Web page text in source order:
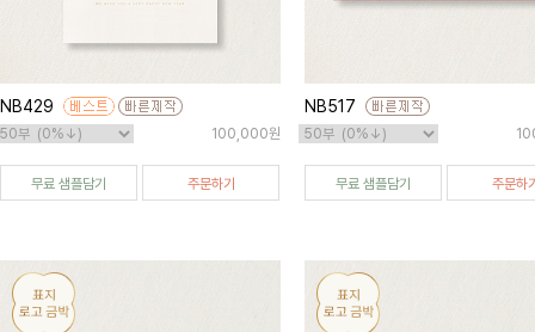
NB429
100,000원
무료 샘플담기 주문하기
NB517
무료 샘플담기 주문하